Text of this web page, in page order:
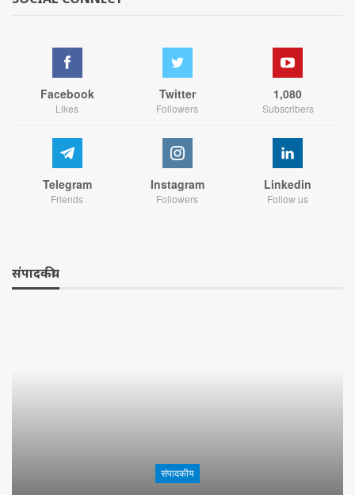
Facebook
Likes
Twitter
Followers
1,080
Subscribers
Telegram
Friends
Instagram
Followers
Linkedin
Follow us
संपादकीय
संपादकीय